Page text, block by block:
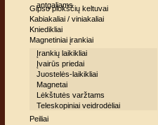
antgaliams
Gipso plokščių keltuvai
Kabiakaliai / viniakaliai
Kniedikliai
Magnetiniai įrankiai
Įrankių laikikliai
Įvairūs priedai
Juostelės-laikikliai
Magnetai
Lėkštutės varžtams
Teleskopiniai veidrodėliai
Peiliai